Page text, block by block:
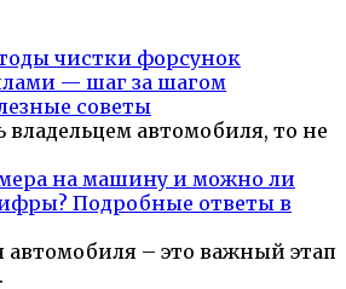
чистки форсунок
— шаг за шагом
советы
владельцем автомобиля, то не
на машину и можно ли
Подробные ответы в
– это важный этап